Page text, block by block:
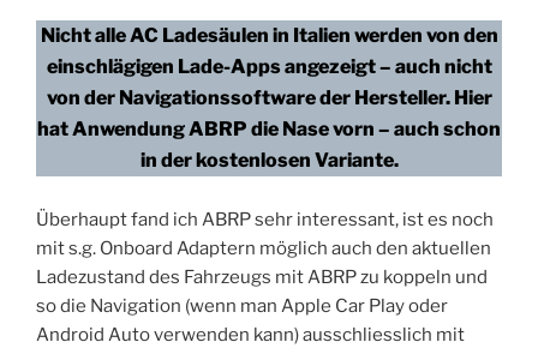
Nicht alle AC Ladesäulen in Italien werden von den
einschlägigen Lade-Apps angezeigt – auch nicht
von der Navigationssoftware der Hersteller. Hier
hat Anwendung ABRP die Nase vorn – auch schon
in der kostenlosen Variante.
Überhaupt fand ich ABRP sehr interessant, ist es noch
mit s.g. Onboard Adaptern möglich auch den aktuellen
Ladezustand des Fahrzeugs mit ABRP zu koppeln und
so die Navigation (wenn man Apple Car Play oder
Android Auto verwenden kann) ausschliesslich mit